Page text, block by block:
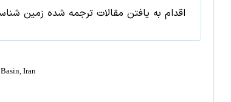
اقدام به یافتن مقالات ترجمه شده زمین
Iran